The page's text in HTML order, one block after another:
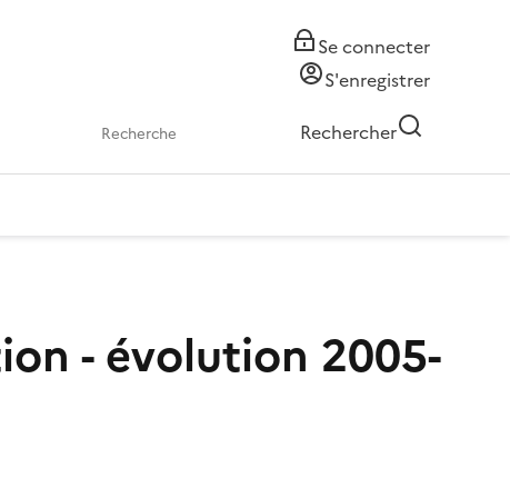
Se connecter
S'enregistrer
Rechercher
- évolution 2005-